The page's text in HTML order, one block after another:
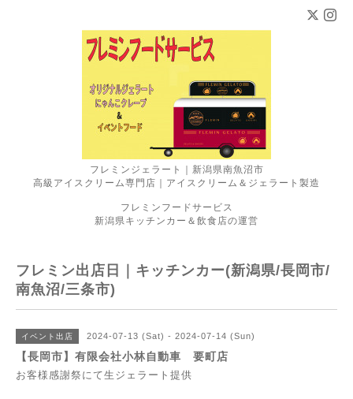
フレミンジェラート｜新潟県南魚沼市
高級アイスクリーム専門店｜アイスクリーム＆ジェラート製造
フレミンフードサービス
新潟県キッチンカー＆飲食店の運営
フレミン出店日｜キッチンカー(新潟県/長岡市/
南魚沼/三条市)
イベント出店 2024-07-13 (Sat) - 2024-07-14 (Sun)
【長岡市】有限会社小林自動車 要町店
お客様感謝祭にて生ジェラート提供